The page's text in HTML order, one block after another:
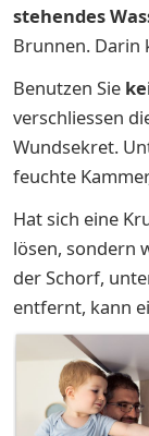
stehendes
Brunnen. Darin
Benutzen Sie
verschliessen
Wundsekret.
feuchte
Hat sich eine
lösen, sondern
der Schorf,
entfernt, kann